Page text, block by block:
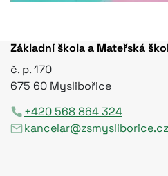
Základní škola a Mateřská
č. p. 170
675 60 Myslibořice
+420 568 864 324
kancelar@zsmysliborice.cz